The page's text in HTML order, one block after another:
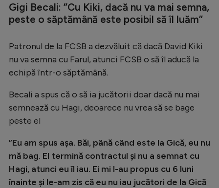
Campionate
Stranieri
Clasamente
Tenis
Handbal
Natație
Gigi Becali: ”Cu Kiki, dacă nu va mai semna,
peste o săptămână este posibil să îl luăm”
Patronul de la FCSB a dezvăluit că dacă David Kiki
nu va semna cu Farul, atunci FCSB o să îl aducă la
echipă într-o săptămână.
Becali a spus că o să ia jucătorii doar dacă nu mai
semnează cu Hagi, deoarece nu vrea să se bage
peste el
”Eu am spus aşa. Băi, până când este la Gică, eu nu
mă bag. El termină contractul şi nu a semnat cu
Hagi, atunci eu îl iau. Ei mi l-au propus cu 6 luni
înainte şi le-am zis că eu nu iau jucători de la Gică